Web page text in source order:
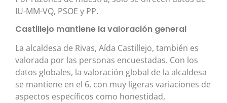
IU-MM-VQ, PSOE y PP.
Castillejo mantiene la valoración general
La alcaldesa de Rivas, Aída Castillejo, también es
valorada por las personas encuestadas. Con los
datos globales, la valoración global de la alcaldesa
se mantiene en el 6, con muy ligeras variaciones de
aspectos específicos como honestidad,